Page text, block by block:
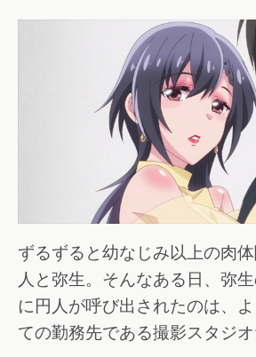
ずるずると幼なじみ以上の肉
人と弥生。そんなある日、弥
に円人が呼び出されたのは、
ての勤務先である撮影スタジオ